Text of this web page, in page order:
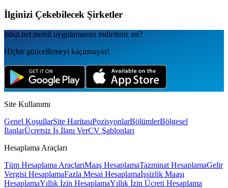
İlginizi Çekebilecek Şirketler
isbul.net mobil uygulamаsını indirdiniz mi?
Hiçbir güncellemeyi kaçırmayın!
Site Kullanımı
Genel KoşullarSite HaritasıPozisyonlarBölümlerBölgesel
İlanlarÜcretsiz İş İlanı VerCV Şablonları
Hesaplama Araçları
Tüm Hesaplama AraçlarıMaaş HesaplamaTazminat HesaplamaGelir
Vergisi HesaplamaFazla Mesai Hesaplamaİşsizlik Maaşı
HesaplamaYıllık İzin HesaplamaYıllık İzin Ücreti Hesaplama